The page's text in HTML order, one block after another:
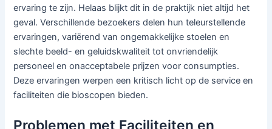
ervaring te zijn. Helaas blijkt dit in de praktijk niet altijd het
geval. Verschillende bezoekers delen hun teleurstellende
ervaringen, variërend van ongemakkelijke stoelen en
slechte beeld- en geluidskwaliteit tot onvriendelijk
personeel en onacceptabele prijzen voor consumpties.
Deze ervaringen werpen een kritisch licht op de service en
faciliteiten die bioscopen bieden.
Problemen met Faciliteiten en